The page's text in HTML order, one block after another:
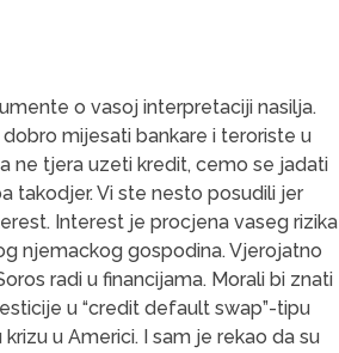
o vasoj interpretaciji nasilja.
mijesati bankare i teroriste u
ne tjera uzeti kredit, cemo se jadati
takodjer. Vi ste nesto posudili jer
Interest je procjena vaseg rizika
njemackog gospodina. Vjerojatno
radi u financijama. Morali bi znati
u “credit default swap”-tipu
u Americi. I sam je rekao da su